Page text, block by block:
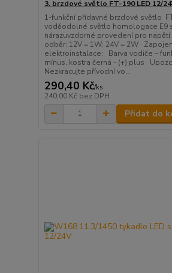
3. brzdové světlo FT-190 LED 12/
1-funkční přídavné brzdové světlo
voděodolné světlo homologace E9
nárazuvzdorné provedení pro napětí
odběr: 12V = 1W; 24V = 2W
elektroinstalace: Barva vodiče –
mínus, kostra černá - (+) plus
Nezkracujte přívodní vo...
290,40 Kč/ks
240,00 Kč bez DPH
Přidat do